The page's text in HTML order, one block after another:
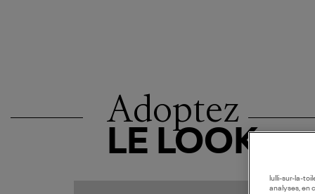
Adoptez
LE LOOK
lulli-sur-la-
analyses, en